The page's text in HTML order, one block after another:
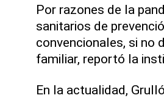
Por razones de la
sanitarios de
convencionales, si no
familiar, reportó la
En la actualidad,